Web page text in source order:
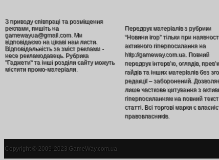
З приводу співпраці та розміщення
реклами, пишіть на
gamewayua@gmail.com. Ми
відповідаємо на цікаві нам листи.
Відповідальність за зміст реклами -
несе рекламодавець. Рубрика
"Гаджети" та інші розділи сайту можуть
містити промо-матеріали.
Передрук матеріалів з рубрики
“Новини ігор” тільки при
активного гіперпосилання на
http://gameway.com.ua. Повний
передрук інтерв’ю, оглядів,
гайдів та інших матеріалів без
редакції – заборонений.
лише часткове цитування з
гіперпосиланням на повний текст
статті. Всі торгові марки є
правовласників.
Copyright © 2009-2023 GameWay.com.ua